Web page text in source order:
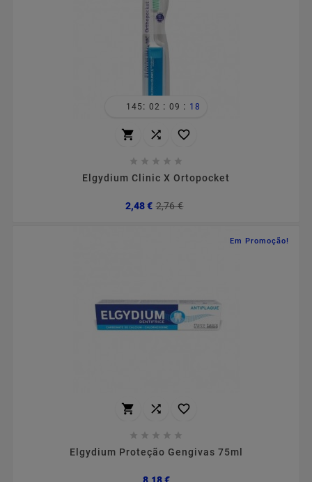
145 : 02 : 09 : 18
  
    
Elgydium Clinic X Ortopocket
2,48 € 2,76 €
Em Promoção!
  
    
Elgydium Proteção Gengivas 75ml
Preço